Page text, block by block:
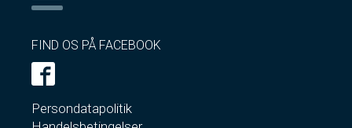
FIND OS PÅ FACEBOOK
Persondatapolitik